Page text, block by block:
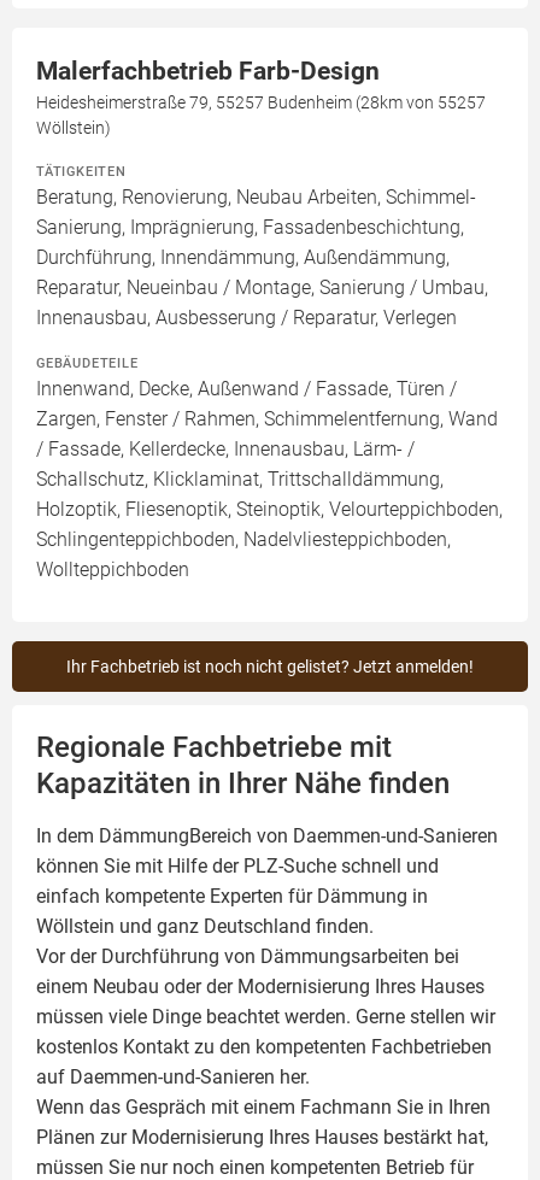
Malerfachbetrieb Farb-Design
Heidesheimerstraße 79, 55257 Budenheim (28km von 55257
Wöllstein)
TÄTIGKEITEN
Beratung, Renovierung, Neubau Arbeiten, Schimmel-
Sanierung, Imprägnierung, Fassadenbeschichtung,
Durchführung, Innendämmung, Außendämmung,
Reparatur, Neueinbau / Montage, Sanierung / Umbau,
Innenausbau, Ausbesserung / Reparatur, Verlegen
GEBÄUDETEILE
Innenwand, Decke, Außenwand / Fassade, Türen /
Zargen, Fenster / Rahmen, Schimmelentfernung, Wand
/ Fassade, Kellerdecke, Innenausbau, Lärm- /
Schallschutz, Klicklaminat, Trittschalldämmung,
Holzoptik, Fliesenoptik, Steinoptik, Velourteppichboden,
Schlingenteppichboden, Nadelvliesteppichboden,
Wollteppichboden
Ihr Fachbetrieb ist noch nicht gelistet? Jetzt anmelden!
Regionale Fachbetriebe mit
Kapazitäten in Ihrer Nähe finden
In dem DämmungBereich von Daemmen-und-Sanieren
können Sie mit Hilfe der PLZ-Suche schnell und
einfach kompetente Experten für Dämmung in
Wöllstein und ganz Deutschland finden.
Vor der Durchführung von Dämmungsarbeiten bei
einem Neubau oder der Modernisierung Ihres Hauses
müssen viele Dinge beachtet werden. Gerne stellen wir
kostenlos Kontakt zu den kompetenten Fachbetrieben
auf Daemmen-und-Sanieren her.
Wenn das Gespräch mit einem Fachmann Sie in Ihren
Plänen zur Modernisierung Ihres Hauses bestärkt hat,
müssen Sie nur noch einen kompetenten Betrieb für